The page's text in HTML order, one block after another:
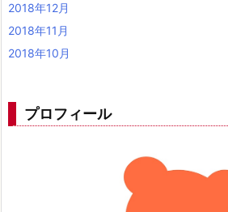
2018年12月
2018年11月
2018年10月
プロフィール